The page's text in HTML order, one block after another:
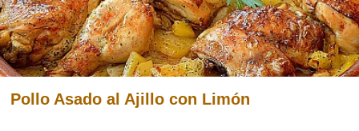
Pollo Asado al Ajillo con Limón